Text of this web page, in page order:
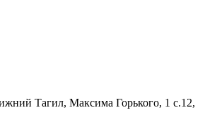
Тагил, Максима Горького, 1 c.12,